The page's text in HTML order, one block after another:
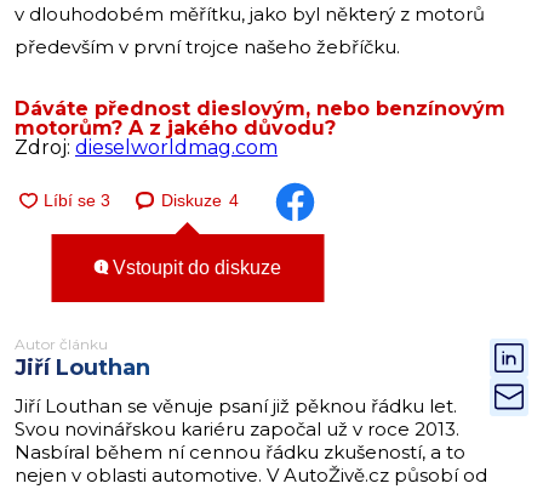
v dlouhodobém měřítku, jako byl některý z motorů
především v první trojce našeho žebříčku.
Dáváte přednost dieslovým, nebo benzínovým
motorům? A z jakého důvodu?
Zdroj: dieselworldmag.com
Diskuze 4
Vstoupit do diskuze
Autor článku
Jiří Louthan
Jiří Louthan se věnuje psaní již pěknou řádku let.
Svou novinářskou kariéru započal už v roce 2013.
Nasbíral během ní cennou řádku zkušeností, a to
nejen v oblasti automotive. V AutoŽivě.cz působí od